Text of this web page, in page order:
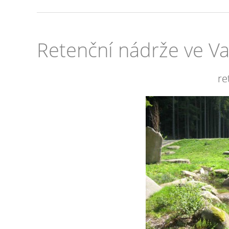
Retenční nádrže ve